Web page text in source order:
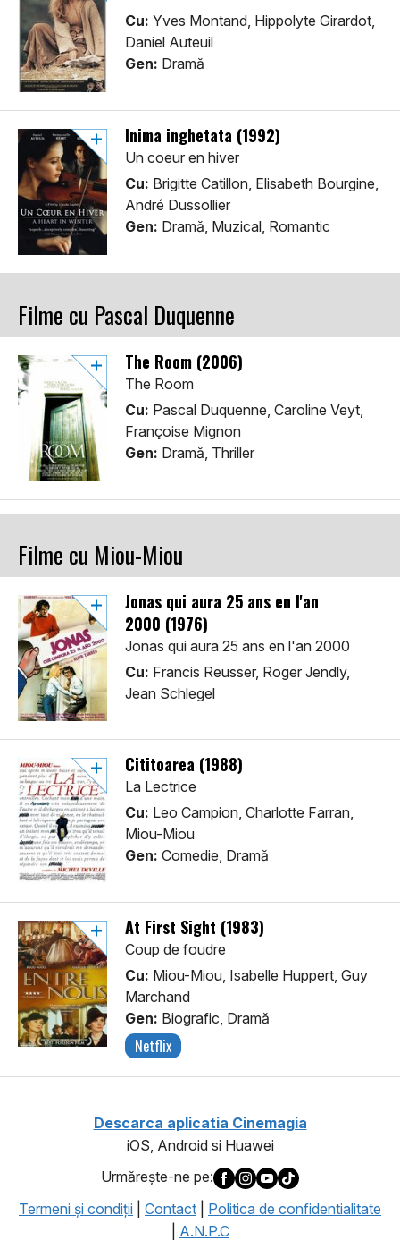
Cu: Yves Montand, Hippolyte Girardot,
Daniel Auteuil
Gen: Dramă
Inima inghetata (1992)
Un coeur en hiver
Cu: Brigitte Catillon, Elisabeth Bourgine,
André Dussollier
Gen: Dramă, Muzical, Romantic
Filme cu Pascal Duquenne
The Room (2006)
The Room
Cu: Pascal Duquenne, Caroline Veyt,
Françoise Mignon
Gen: Dramă, Thriller
Filme cu Miou-Miou
Jonas qui aura 25 ans en l'an
2000 (1976)
Jonas qui aura 25 ans en l'an 2000
Cu: Francis Reusser, Roger Jendly,
Jean Schlegel
Cititoarea (1988)
La Lectrice
Cu: Leo Campion, Charlotte Farran,
Miou-Miou
Gen: Comedie, Dramă
At First Sight (1983)
Coup de foudre
Cu: Miou-Miou, Isabelle Huppert, Guy
Marchand
Gen: Biografic, Dramă
Netflix
Descarca aplicatia Cinemagia
iOS, Android si Huawei
Urmăreşte-ne pe:
Termeni şi condiţii
Contact
Politica de confidentialitate
A.N.P.C